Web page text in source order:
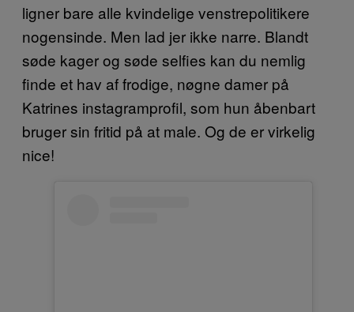
ligner bare alle kvindelige venstrepolitikere
nogensinde. Men lad jer ikke narre. Blandt
søde kager og søde selfies kan du nemlig
finde et hav af frodige, nøgne damer på
Katrines instagramprofil, som hun åbenbart
bruger sin fritid på at male. Og de er virkelig
nice!